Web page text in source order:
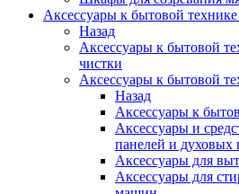
Аксессуары к бытовой технике
Назад
Аксессуары к бытовой
чистки
Аксессуары к бытовой
Назад
Аксессуары к
Аксессуары и
панелей и духовых
Аксессуары для
Аксессуары для